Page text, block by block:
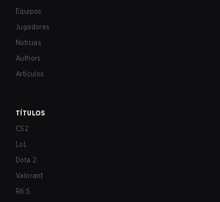
Equipos
Jugadores
Noticias
Authors
Artículos
TÍTULOS
CS2
LoL
Dota 2
Valorant
R6:S